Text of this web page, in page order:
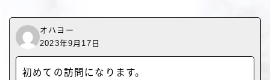
オハヨー
2023年9月17日
初めての訪問になります。